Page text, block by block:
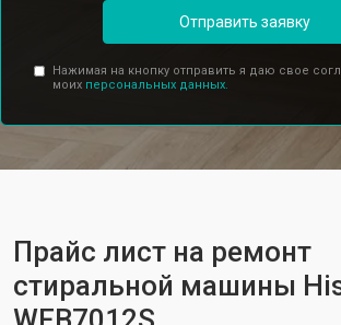
Отправить заявку
Нажимая на кнопку отправить я даю свое
моих персональных данных.
Прайс лист на ремонт
стиральной машины